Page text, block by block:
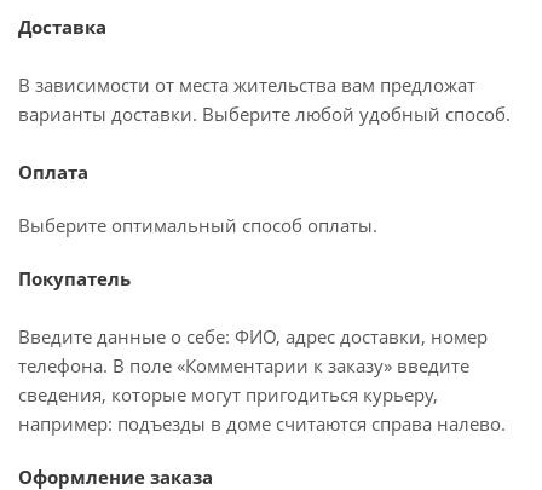
Доставка
В зависимости от места жительства вам предложат
варианты доставки. Выберите любой удобный способ.
Оплата
Выберите оптимальный способ оплаты.
Покупатель
Введите данные о себе: ФИО, адрес доставки, номер
телефона. В поле «Комментарии к заказу» введите
сведения, которые могут пригодиться курьеру,
например: подъезды в доме считаются справа налево.
Оформление заказа